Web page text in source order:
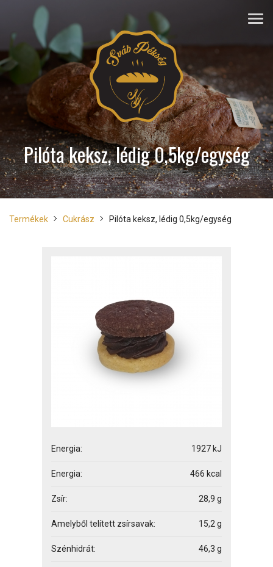
Pilóta keksz, lédig 0,5kg/egység
Termékek Cukrász Pilóta keksz, lédig 0,5kg/egység
Energia: 1927 kJ
Energia: 466 kcal
Zsír: 28,9 g
Amelyből telített zsírsavak: 15,2 g
Szénhidrát: 46,3 g